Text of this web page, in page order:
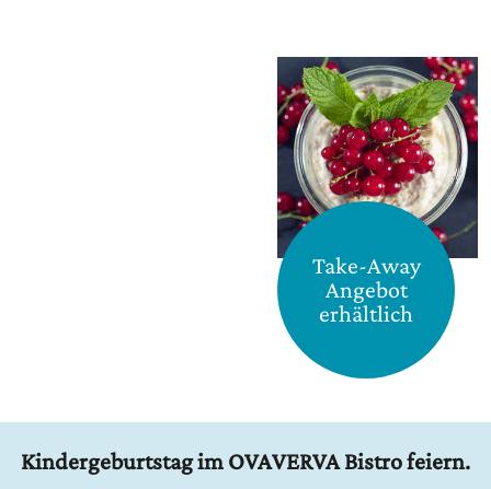
Take-Away
Angebot
erhältlich
Kindergeburtstag im OVAVERVA Bistro feiern.